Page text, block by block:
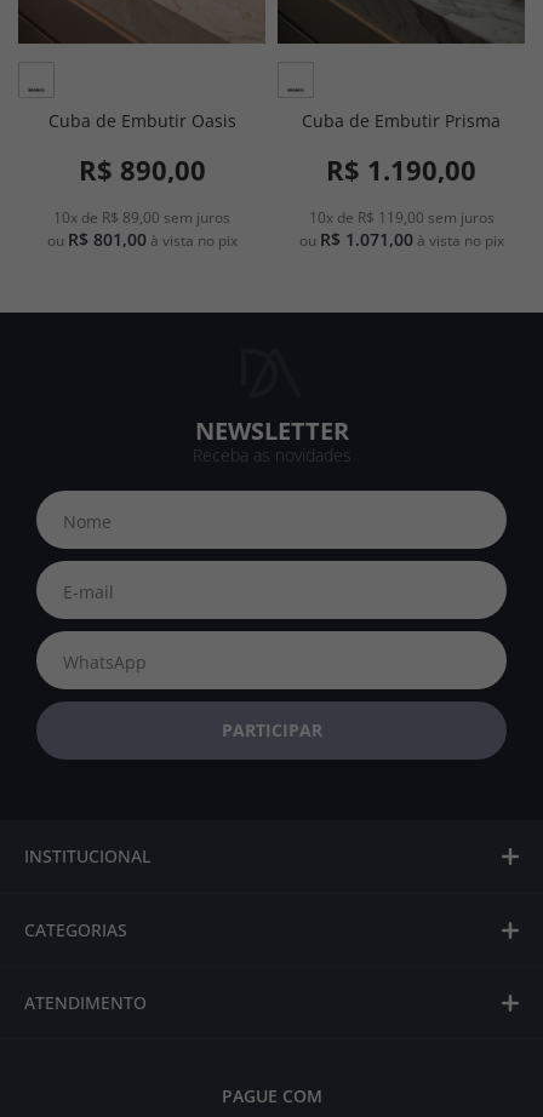
Cuba de Embutir Oasis
R$ 890,00
10x de R$ 89,00 sem juros
ou R$ 801,00à vista no pix
Cuba de Embutir Prisma
R$ 1.190,00
10x de R$ 119,00 sem juros
ou R$ 1.071,00à vista no pix
NEWSLETTER
Receba as novidades
INSTITUCIONAL
CATEGORIAS
ATENDIMENTO
PAGUE COM